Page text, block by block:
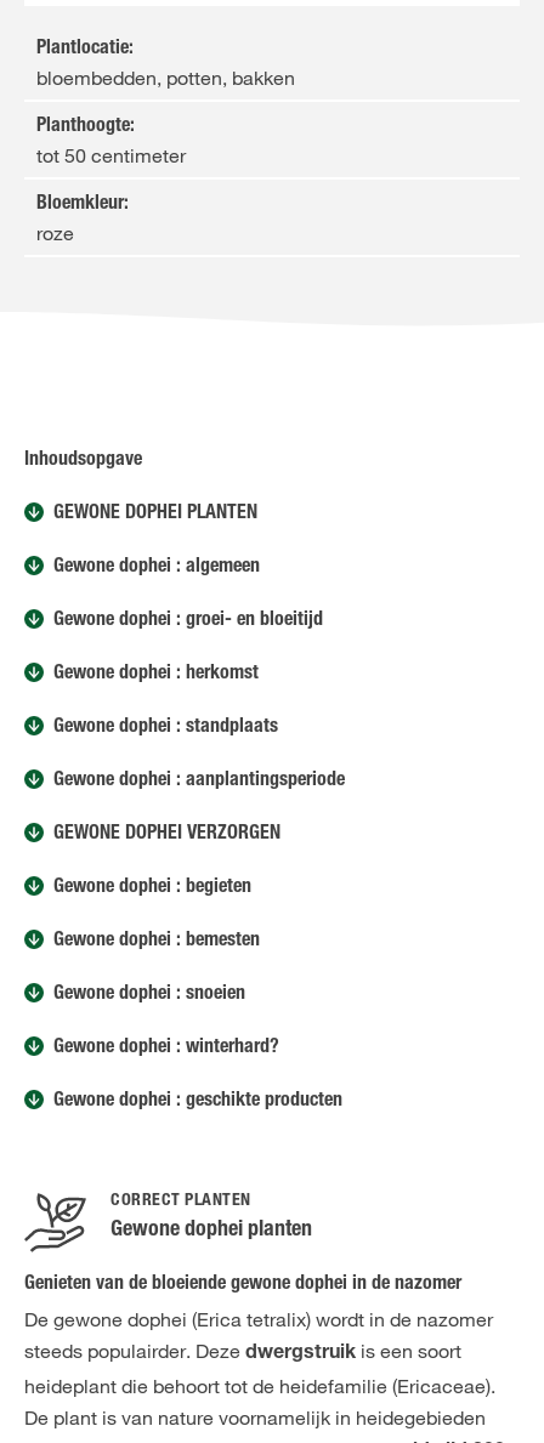
Plantlocatie:
bloembedden, potten, bakken
Planthoogte:
tot 50 centimeter
Bloemkleur:
roze
Inhoudsopgave
GEWONE DOPHEI PLANTEN
Gewone dophei : algemeen
Gewone dophei : groei- en bloeitijd
Gewone dophei : herkomst
Gewone dophei : standplaats
Gewone dophei : aanplantingsperiode
GEWONE DOPHEI VERZORGEN
Gewone dophei : begieten
Gewone dophei : bemesten
Gewone dophei : snoeien
Gewone dophei : winterhard?
Gewone dophei : geschikte producten
CORRECT PLANTEN
Gewone dophei planten
Genieten van de bloeiende gewone dophei in de nazomer
De gewone dophei (Erica tetralix) wordt in de nazomer
steeds populairder. Deze dwergstruik is een soort
heideplant die behoort tot de heidefamilie (Ericaceae).
De plant is van nature voornamelijk in heidegebieden